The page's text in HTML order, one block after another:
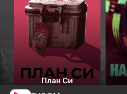
План Си